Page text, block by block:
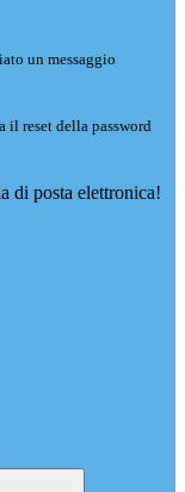
un messaggio
il reset della password
di posta elettronica!